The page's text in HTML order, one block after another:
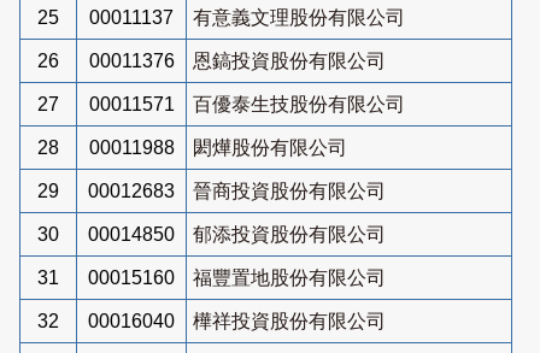
25 00011137 有意義文理股份有限公司
26 00011376 恩鎬投資股份有限公司
27 00011571 百優泰生技股份有限公司
28 00011988 閎燁股份有限公司
29 00012683 晉商投資股份有限公司
30 00014850 郁添投資股份有限公司
31 00015160 福豐置地股份有限公司
32 00016040 樺祥投資股份有限公司